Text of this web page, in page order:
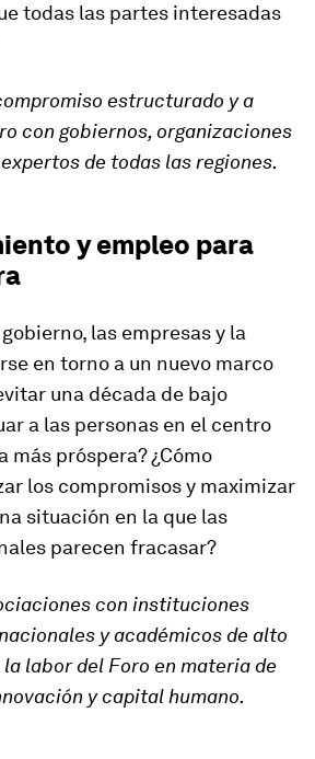
todas las partes interesadas
estructurado y a
con gobiernos, organizaciones
de todas las regiones.
y empleo para
las empresas y la
en torno a un nuevo marco
una década de bajo
a las personas en el centro
más próspera? ¿Cómo
los compromisos y maximizar
situación en la que las
parecen fracasar?
con instituciones
y académicos de alto
labor del Foro en materia de
y capital humano.